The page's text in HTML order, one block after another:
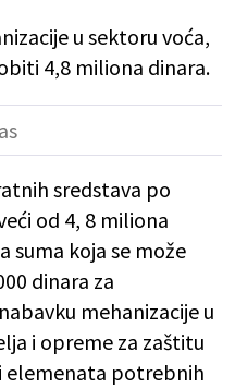
u sektoru voća,
4,8 miliona dinara.
sredstava po
od 4, 8 miliona
suma koja se može
dinara za
mehanizacije u
i opreme za zaštitu
elemenata potrebnih